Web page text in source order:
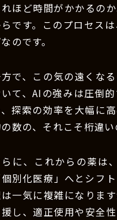
れほど時間がかかるの
です。このプロセス
のです。
で、この気の遠くな
て、AIの強みは圧倒
、探索の効率を大幅に
数の、それこそ桁違
らに、これからの薬は
個別化医療」へとシフ
一気に複雑になりま
し、適正使用や安全